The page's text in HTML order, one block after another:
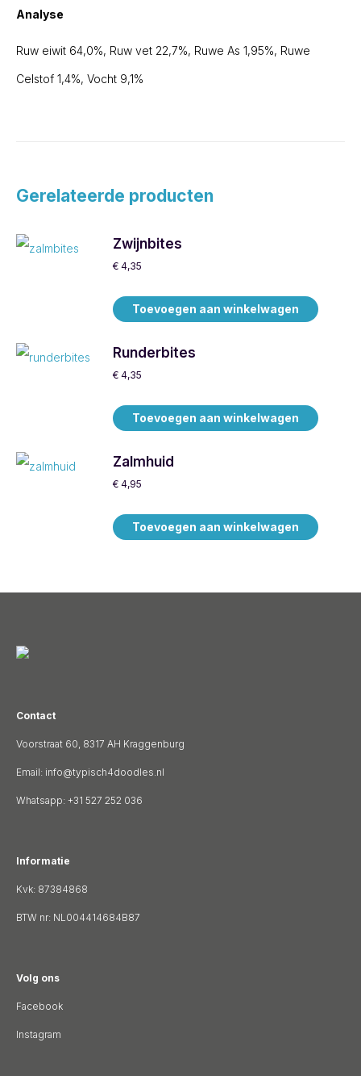
Analyse
Ruw eiwit 64,0%, Ruw vet 22,7%, Ruwe As 1,95%, Ruwe
Celstof 1,4%, Vocht 9,1%
Gerelateerde producten
Zwijnbites
€ 4,35
Toevoegen aan winkelwagen
Runderbites
€ 4,35
Toevoegen aan winkelwagen
Zalmhuid
€ 4,95
Toevoegen aan winkelwagen
Contact
Voorstraat 60, 8317 AH Kraggenburg
Email: info@typisch4doodles.nl
Whatsapp: +31 527 252 036
Informatie
Kvk: 87384868
BTW nr: NL004414684B87
Volg ons
Facebook
Instagram